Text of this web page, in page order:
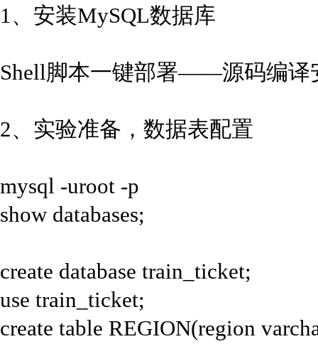
1、安装MySQL数据库
Shell脚本一键部署——源码编译
2、实验准备，数据表配置
mysql -uroot -p
show databases;
create database train_ticket;
use train_ticket;
create table REGION(region